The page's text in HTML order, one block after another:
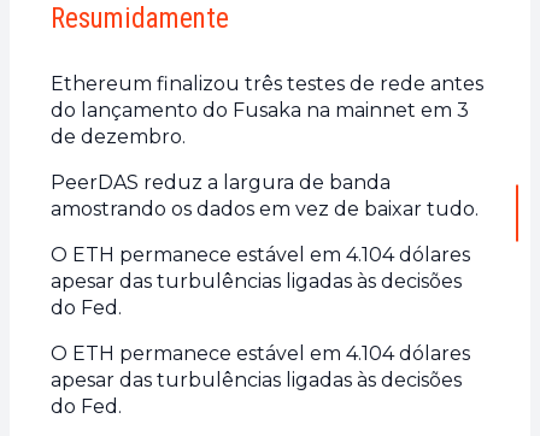
Resumidamente
Ethereum finalizou três testes de rede antes
do lançamento do Fusaka na mainnet em 3
de dezembro.
PeerDAS reduz a largura de banda
amostrando os dados em vez de baixar tudo.
O ETH permanece estável em 4.104 dólares
apesar das turbulências ligadas às decisões
do Fed.
O ETH permanece estável em 4.104 dólares
apesar das turbulências ligadas às decisões
do Fed.